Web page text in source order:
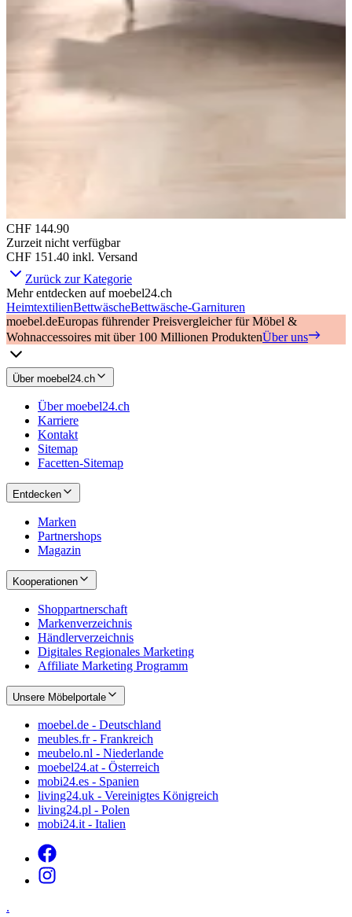
CHF 144.90
Zurzeit nicht verfügbar
CHF 151.40 inkl. Versand
Zurück zur Kategorie
Mehr entdecken auf moebel24.ch
HeimtextilienBettwäscheBettwäsche-Garnituren
moebel.deEuropas führender Preisvergleicher für Möbel &
Wohnaccessoires mit über 100 Millionen ProduktenÜber uns
Über moebel24.ch
Über moebel24.ch
Karriere
Kontakt
Sitemap
Facetten-Sitemap
Entdecken
Marken
Partnershops
Magazin
Kooperationen
Shoppartnerschaft
Markenverzeichnis
Händlerverzeichnis
Digitales Regionales Marketing
Affiliate Marketing Programm
Unsere Möbelportale
moebel.de - Deutschland
meubles.fr - Frankreich
meubelo.nl - Niederlande
moebel24.at - Österreich
mobi24.es - Spanien
living24.uk - Vereinigtes Königreich
living24.pl - Polen
mobi24.it - Italien
.